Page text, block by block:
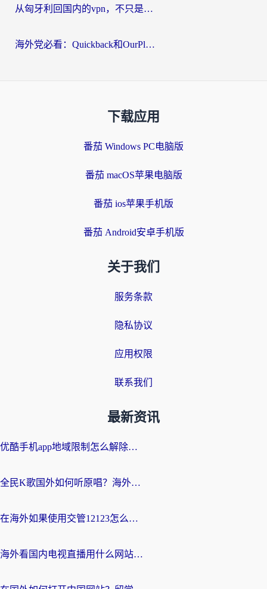
从匈牙利回国内的vpn，不只是为了刷剧那么简单
海外党必看：Quickback和OurPlay好用吗？3分钟选对回国加速器，无缝刷剧玩游戏
下载应用
番茄 Windows PC电脑版
番茄 macOS苹果电脑版
番茄 ios苹果手机版
番茄 Android安卓手机版
关于我们
服务条款
隐私协议
应用权限
联系我们
最新资讯
优酷手机app地域限制怎么解除？海外党亲测有效的追剧方案
全民K歌国外如何听原唱？海外党亲测有效的回国加速器选择指南
在海外如果使用交管12123怎么处理？留学生亲测有效的回国加速方案
海外看国内电视直播用什么网站比较好？一篇解决你所有追剧难题的实用指南